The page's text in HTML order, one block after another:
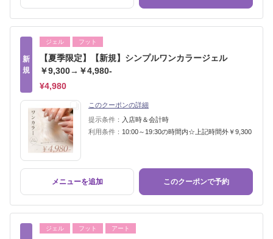
新
規
ジェル フット
【夏季限定】【新規】シンプルワンカラージェル
￥9,300→￥4,980-
¥4,980
このクーポンの詳細
提示条件：
入店時＆会計時
利用条件： 10:00～19:30の時間内☆上記時間外￥9,300
メニューを追加 このクーポンで予約
ジェル フット アート